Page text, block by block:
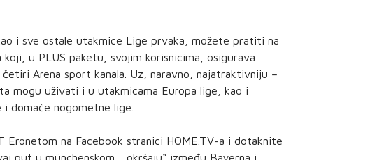
i sve ostale utakmice Lige prvaka, možete pratiti na
koji, u PLUS paketu, svojim korisnicima, osigurava
Arena sport kanala. Uz, naravno, najatraktivniju –
mogu uživati i u utakmicama Europa lige, kao i
domaće nogometne lige.
na Facebook stranici HOME.TV-a i dotaknite
put u münchenskom „okršaju“ između Bayerna i